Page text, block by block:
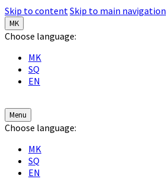
Skip to contentSkip to main navigation
MK
Choose language:
MK
SQ
EN
Menu
Choose language:
MK
SQ
EN